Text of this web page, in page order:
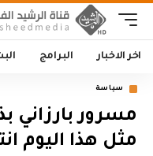
اخر الاخبار البرامج
سياسة
مسرور بارزاني
مثل هذا اليوم